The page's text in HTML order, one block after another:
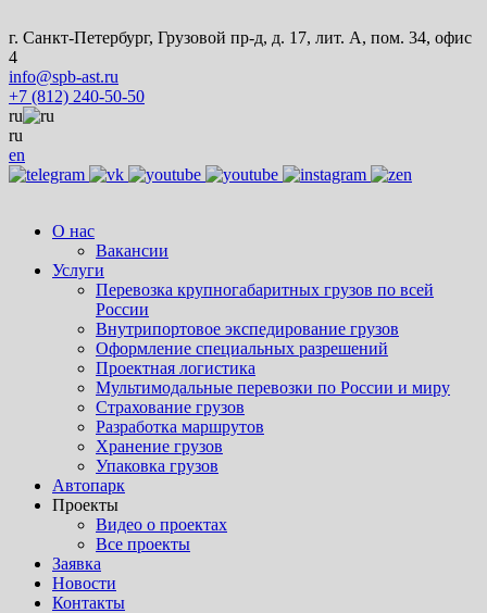
г. Санкт-Петербург, Грузовой пр-д, д. 17, лит. А, пом. 34, офис
4
info@spb-ast.ru
+7 (812) 240-50-50
ru
ru
en
О нас
Вакансии
Услуги
Перевозка крупногабаритных грузов по всей
России
Внутрипортовое экспедирование грузов
Оформление специальных разрешений
Проектная логистика
Мультимодальные перевозки по России и миру
Страхование грузов
Разработка маршрутов
Хранение грузов
Упаковка грузов
Автопарк
Проекты
Видео о проектах
Все проекты
Заявка
Новости
Контакты